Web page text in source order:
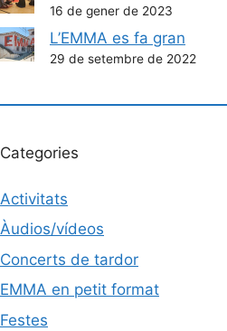
16 de gener de 2023
L’EMMA es fa gran
29 de setembre de 2022
Categories
Activitats
Àudios/vídeos
Concerts de tardor
EMMA en petit format
Festes